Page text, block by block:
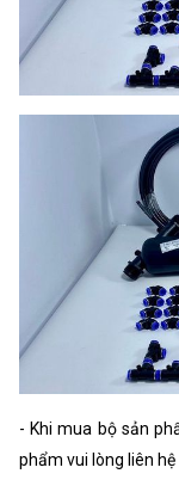
- Khi mua bộ sản
phẩm vui lòng liên hệ